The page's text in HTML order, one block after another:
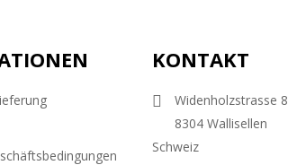
KONTAKT
Widenholzstrasse 8
8304 Wallisellen
Schweiz